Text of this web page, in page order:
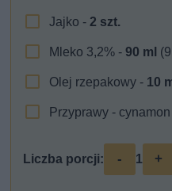
Jajko -2 szt.
Mleko 3,2% -90 ml
Olej rzepakowy - 10
Przyprawy - cynamon
Liczba porcji: - 1 +